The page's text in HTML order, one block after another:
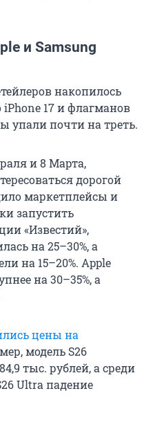
и Samsung
накопилось
iPhone 17и флагманов
упали почти на треть.
и 8 Марта,
дорогой
маркетплейсы и
запустить
«Известий»,
на25–30%, а
на 15–20%. Apple
на30–35%, а
цены на
модель S26
84,9 тыс. рублей, а среди
Ultraпадение